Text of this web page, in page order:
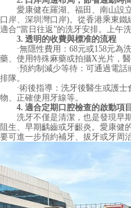
愛康健在羅湖、福田、南山設立
口岸、深圳灣口岸)。從香港乘東
適合“當日往返”的洗牙安排。上午
3. 透明的收費與標准的流程
·無隱性費用：68元或158元為
藥、使用特殊麻藥或拍攝X光片，
·預約制減少等待：可通過電話
排隊。
·術後指導：洗牙後醫生或護士
物、正確使用牙線等。
4. 適合定期口腔檢查的啟動項目
洗牙不僅是清潔，也是發現早期
阻生、早期齲齒或牙齦炎。愛康健
要可進一步預約補牙、拔牙或牙周